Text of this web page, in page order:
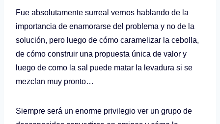
Fue absolutamente surreal vernos hablando de la
importancia de enamorarse del problema y no de la
solución, pero luego de cómo caramelizar la cebolla,
de cómo construir una propuesta única de valor y
luego de como la sal puede matar la levadura si se
mezclan muy pronto…
Siempre será un enorme privilegio ver un grupo de